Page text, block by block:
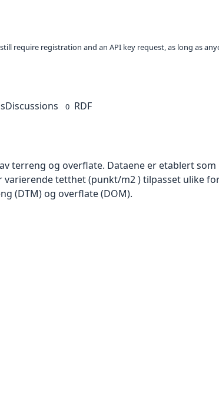
require registration and an API key request, as long as
Discussions 0 RDF
terreng og overflate. Dataene er etablert
varierende tetthet (punkt/m2 ) tilpasset ulike
(DTM) og overflate (DOM).